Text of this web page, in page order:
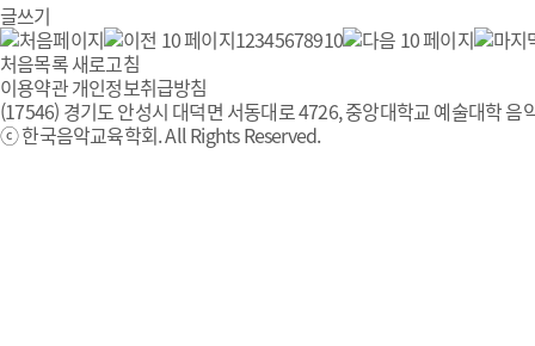
글쓰기
12345678910
처음목록새로고침
이용약관개인정보취급방침
(17546) 경기도 안성시 대덕면 서동대로 4726, 중앙대학교 예술대학 음
ⓒ 한국음악교육학회. All Rights Reserved.